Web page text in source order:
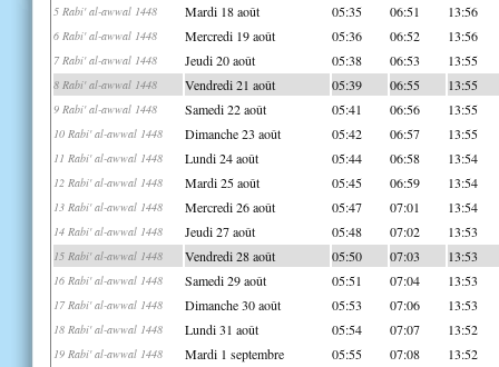
5 Rabi' al-awwal 1448 Mardi 18 août 05:35 06:51 13:56
6 Rabi' al-awwal 1448 Mercredi 19 août 05:36 06:52 13:56
7 Rabi' al-awwal 1448 Jeudi 20 août 05:38 06:53 13:55
8 Rabi' al-awwal 1448 Vendredi 21 août 05:39 06:55 13:55
9 Rabi' al-awwal 1448 Samedi 22 août 05:41 06:56 13:55
10 Rabi' al-awwal 1448 Dimanche 23 août 05:42 06:57 13:55
11 Rabi' al-awwal 1448 Lundi 24 août 05:44 06:58 13:54
12 Rabi' al-awwal 1448 Mardi 25 août 05:45 06:59 13:54
13 Rabi' al-awwal 1448 Mercredi 26 août 05:47 07:01 13:54
14 Rabi' al-awwal 1448 Jeudi 27 août 05:48 07:02 13:53
15 Rabi' al-awwal 1448 Vendredi 28 août 05:50 07:03 13:53
16 Rabi' al-awwal 1448 Samedi 29 août 05:51 07:04 13:53
17 Rabi' al-awwal 1448 Dimanche 30 août 05:53 07:06 13:53
18 Rabi' al-awwal 1448 Lundi 31 août 05:54 07:07 13:52
19 Rabi' al-awwal 1448 Mardi 1 septembre 05:55 07:08 13:52